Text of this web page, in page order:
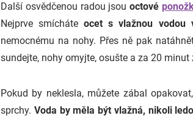
Další osvědčenou radou jsouoctové
Nejprve smícháte ocet s vlažnou vodou
nemocnému na nohy. Přes ně pak
sundejte, nohy omyjte, osušte a za 20
Pokud by neklesla, můžete zábal
sprchy. Voda by měla být vlažná, nikoli